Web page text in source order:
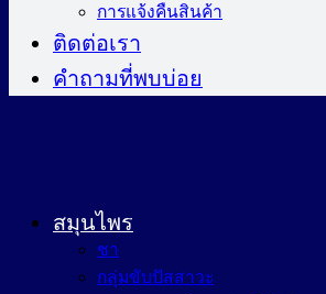
การแจ้งคืนสินค้า
ติดต่อเรา
คำถามที่พบบ่อย
สมุนไพร
ชา
กลุ่มขับปัสสาวะ